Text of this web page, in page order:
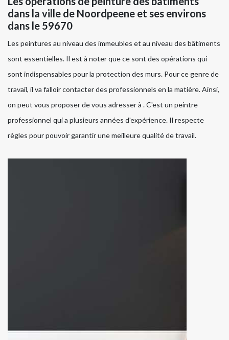
dans la ville de Noordpeene et ses environs
dans le 59670
Les peintures au niveau des immeubles et au niveau des bâtiments
sont essentielles. Il est à noter que ce sont des opérations qui
sont indispensables pour la protection des murs. Pour ce genre de
travail, il va falloir contacter des professionnels en la matière. Ainsi,
on peut vous proposer de vous adresser à . C'est un peintre
professionnel qui a plusieurs années d'expérience. Il respecte
règles pour pouvoir garantir une meilleure qualité de travail.